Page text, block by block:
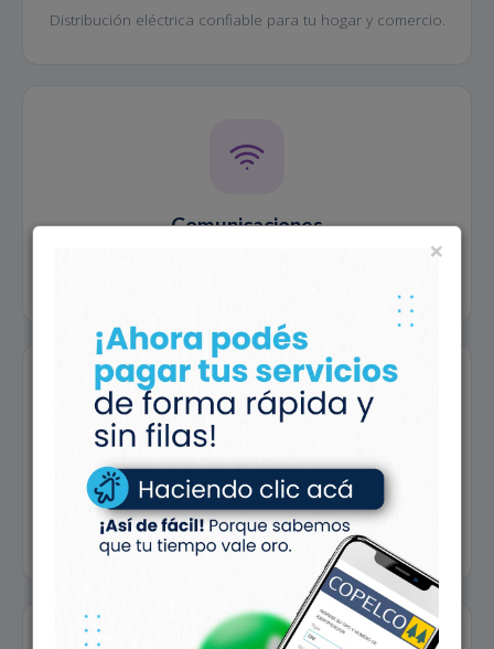
×
Distribución eléctrica confiable para tu hogar y comercio.
Comunicaciones
Servicio Social
Acompañamiento y prestaciones que cuidan a nuestros
asociados.